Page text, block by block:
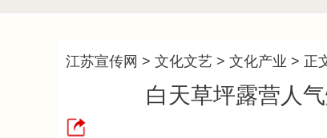
江苏宣传网 > 文化文艺 > 文化产业 > 正
白天草坪露营人